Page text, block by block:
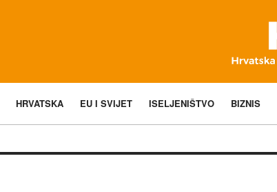
HRVATSKA EU I SVIJET ISELJENIŠTVO BIZNIS